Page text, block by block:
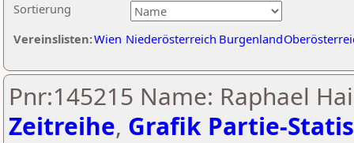
Sortierung
Vereinslisten:Wien Niederösterreich Burgenland
Pnr:145215 Name: Raphael
Zeitreihe, Grafik Partie-